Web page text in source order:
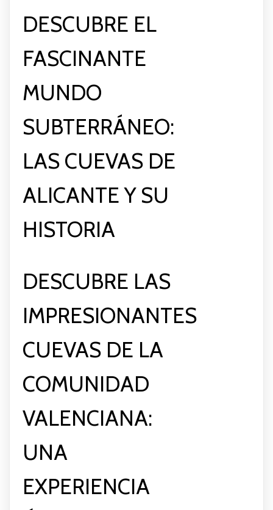
DESCUBRE EL
FASCINANTE
MUNDO
SUBTERRÁNEO:
LAS CUEVAS DE
ALICANTE Y SU
HISTORIA
DESCUBRE LAS
IMPRESIONANTES
CUEVAS DE LA
COMUNIDAD
VALENCIANA:
UNA
EXPERIENCIA